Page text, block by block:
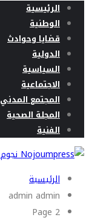
الرئيسية
الوطنية
قضايا وحوادث
الدولية
السياسية
الاجتماعية
المجتمع المدني
المجلة الصحية
الفنية
الرئيسية
admin admin
Page 2